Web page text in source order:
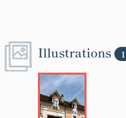
Illustrations 1